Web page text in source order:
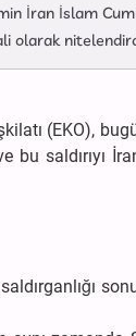
İran İslam
olarak
(EKO),
bu saldırıyı